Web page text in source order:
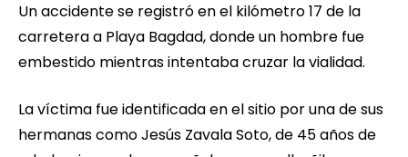
Un accidente se registró en el kilómetro 17 de la
carretera a Playa Bagdad, donde un hombre fue
embestido mientras intentaba cruzar la vialidad.
La víctima fue identificada en el sitio por una de sus
hermanas como Jesús Zavala Soto, de 45 años de